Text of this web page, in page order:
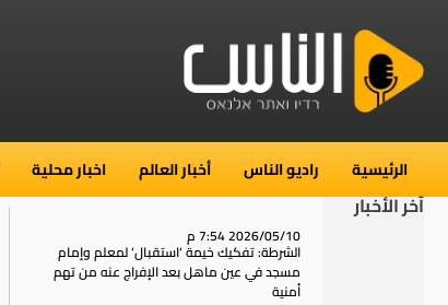
الرئيسية راديو الناس أخبار العالم اخبار محلية
آخر الأخبار
2026/05/10 7:54 م
الشرطة: تفكيك خيمة ‘استقبال‘ لمعلم وإمام
مسجد في عين ماهل بعد الإفراج عنه من تهم
أمنية